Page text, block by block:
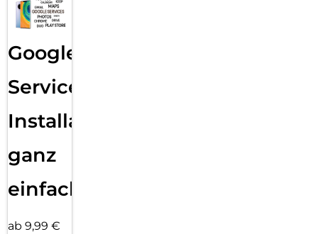
Google
Services
Installation
ganz
einfach
ab 9,99 €